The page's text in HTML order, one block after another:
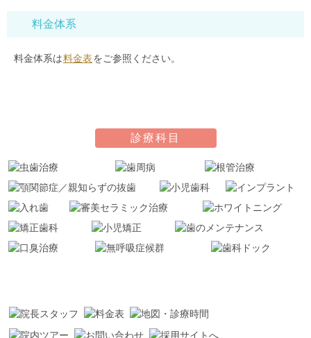
料金体系
料金体系は料金表をご参照ください。
診療科目